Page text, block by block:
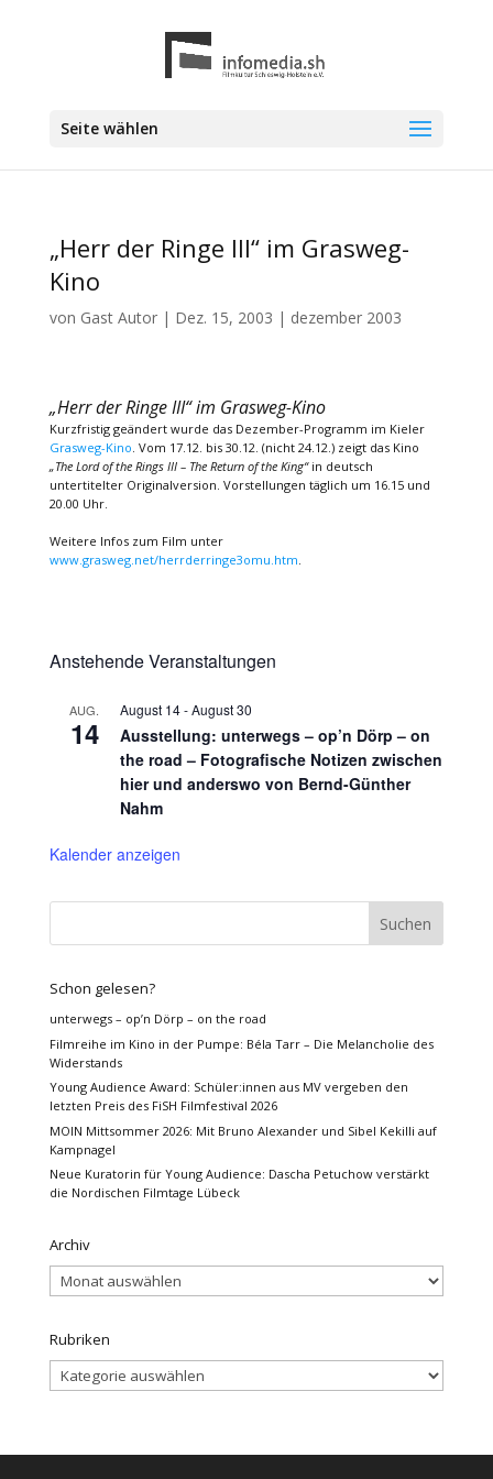
Seite wählen
„Herr der Ringe III“ im Grasweg-
Kino
von Gast Autor| Dez. 15, 2003 | dezember 2003
„Herr der Ringe III“ im Grasweg-Kino
Kurzfristig geändert wurde das Dezember-Programm im Kieler
Grasweg-Kino. Vom 17.12. bis 30.12. (nicht 24.12.) zeigt das Kino
„The Lord of the Rings III – The Return of the King“in deutsch
untertitelter Originalversion. Vorstellungen täglich um 16.15 und
20.00 Uhr.
Weitere Infos zum Film unter
www.grasweg.net/herrderringe3omu.htm
Anstehende Veranstaltungen
AUG.
14
August 14-August 30
Ausstellung: unterwegs – op’n Dörp – on
the road – Fotografische Notizen zwischen
hier und anderswo von Bernd-Günther
Nahm
Kalender anzeigen
Schon gelesen?
unterwegs – op’n Dörp – on the road
Filmreihe im Kino in der Pumpe: Béla Tarr – Die Melancholie des
Widerstands
Young Audience Award: Schüler:innen aus MV vergeben den
letzten Preis des FiSH Filmfestival 2026
MOIN Mittsommer 2026: Mit Bruno Alexander und Sibel Kekilli auf
Kampnagel
Neue Kuratorin für Young Audience: Dascha Petuchow verstärkt
die Nordischen Filmtage Lübeck
Archiv
Archiv
Rubriken
Rubriken